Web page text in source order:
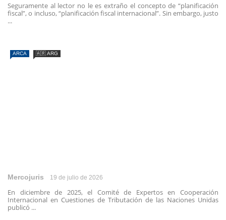
Seguramente al lector no le es extraño el concepto de “planificación
fiscal”, o incluso, “planificación fiscal internacional”. Sin embargo, justo
...
ARCA 🇦🇷 ARG
Mercojuris 19 de julio de 2026
En diciembre de 2025, el Comité de Expertos en Cooperación
Internacional en Cuestiones de Tributación de las Naciones Unidas
publicó ...